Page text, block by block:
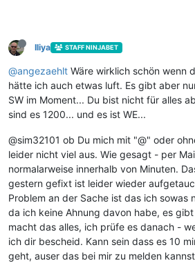
Iliya STAFF NINJABET
@angezaehlt Wäre wirklich schön wenn
hätte ich auch etwas luft. Es gibt aber
SW im Moment... Du bist nicht für alles
sind es 1200... und es ist WE...
@sim32101 ob Du mich mit "@" oder
leider nicht viel aus. Wie gesagt - per
normalarweise innerhalb von Minuten.
gestern gefixt ist leider wieder
Problem an der Sache ist das ich sowas
da ich keine Ahnung davon habe, es
macht das alles, ich prüfe es danach -
ich dir bescheid. Kann sein dass es 10
geht, auser das bei mir zu melden